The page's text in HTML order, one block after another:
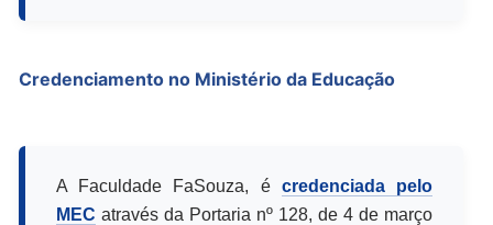
Credenciamento no Ministério da Educação
A Faculdade FaSouza, é credenciada pelo
MEC através da Portaria nº 128, de 4 de março